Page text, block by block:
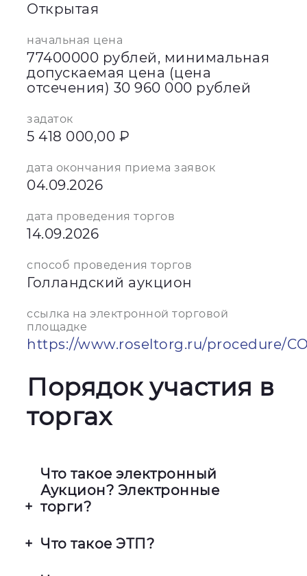
Открытая
начальная цена
77400000 рублей, минимальная
допускаемая цена (цена
отсечения) 30 960 000 рублей
задаток
5 418 000,00 ₽
дата окончания приема заявок
04.09.2026
дата проведения торгов
14.09.2026
способ проведения торгов
Голландский аукцион
ссылка на электронной торговой
площадке
https://www.roseltorg.ru/procedure/
Порядок участия в
торгах
Что такое электронный
Аукцион? Электронные
торги?
Это процесс покупки и продажи
Имущества Фонда с помощью
Что такое ЭТП?